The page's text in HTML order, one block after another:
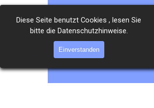
Diese Seite benutzt Cookies , lesen Sie
bitte die Datenschutzhinweise.
Einverstanden
Direkt zum Seiteninhalt
HOMEPAGE